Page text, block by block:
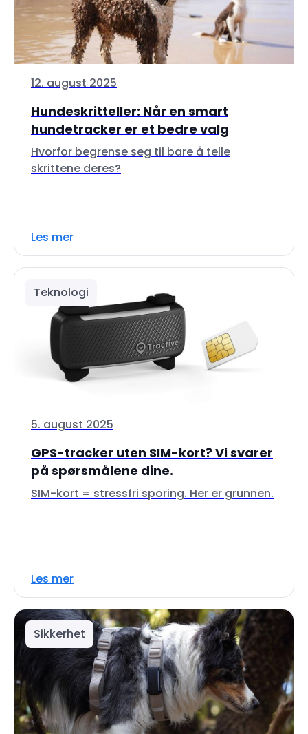
12. august 2025
Hundeskritteller: Når en smart
hundetracker er et bedre valg
Hvorfor begrense seg til bare å telle
skrittene deres?
Les mer
Teknologi
5. august 2025
GPS-tracker uten SIM-kort? Vi svarer
på spørsmålene dine.
SIM-kort = stressfri sporing. Her er grunnen.
Les mer
Sikkerhet